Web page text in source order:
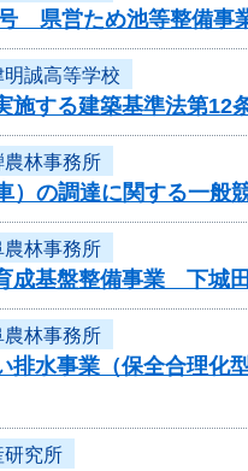
号 県営ため池等整備
明誠高等学校
施する建築基準法第
農林事務所
）の調達に関する一般
農林事務所
成基盤整備事業 下
農林事務所
排水事業（保全合理
研究所